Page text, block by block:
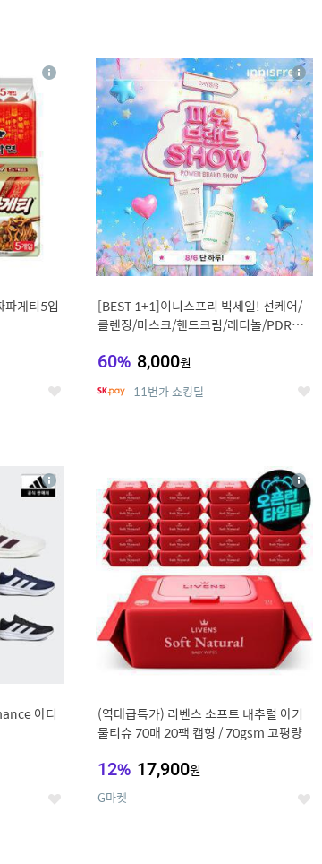
게티5입
좋
상
14
[BEST 1+1]이니스프리 빅세일! 선케어/
클렌징/마스크/핸드크림/레티놀/PDRN/
60% 8,000원
11번가 쇼킹딜 좋
상
세
아디
좋
상
세
(역대급특가) 리벤스 소프트 내추럴 아기
물티슈 70매 20팩 캡형 / 70gsm 고평량
12% 17,900원
G마켓 좋
상
세